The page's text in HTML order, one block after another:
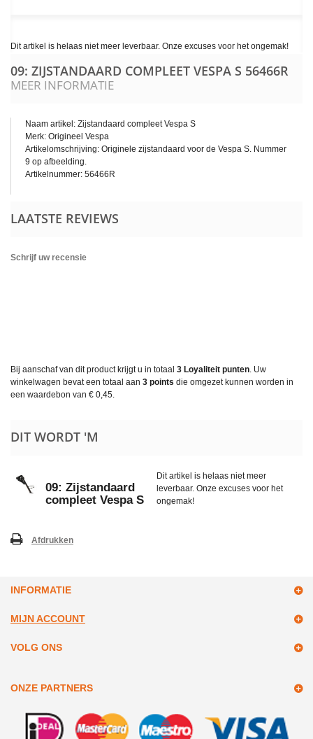
Dit artikel is helaas niet meer leverbaar. Onze excuses voor het ongemak!
09: ZIJSTANDAARD COMPLEET VESPA S 56466R
MEER INFORMATIE
Naam artikel: Zijstandaard compleet Vespa S
Merk: Origineel Vespa
Artikelomschrijving: Originele zijstandaard voor de Vespa S. Nummer
9 op afbeelding.
Artikelnummer: 56466R
LAATSTE REVIEWS
Schrijf uw recensie
Bij aanschaf van dit product krijgt u in totaal 3 Loyaliteit punten. Uw
winkelwagen bevat een totaal aan 3 points die omgezet kunnen worden in
een waardebon van € 0,45.
DIT WORDT 'M
09: Zijstandaard
compleet Vespa S
Dit artikel is helaas niet meer
leverbaar. Onze excuses voor het
ongemak!
Afdrukken
INFORMATIE
MIJN ACCOUNT
VOLG ONS
ONZE PARTNERS